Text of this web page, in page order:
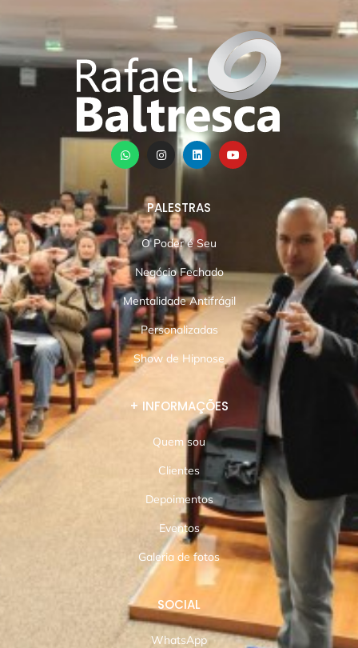
PALESTRAS
O Poder é Seu
Negócio Fechado
Mentalidade Antifrágil
Personalizadas
Show de Hipnose
+ INFORMAÇÕES
Quem sou
Clientes
Depoimentos
Eventos
Galeria de fotos
SOCIAL
WhatsApp